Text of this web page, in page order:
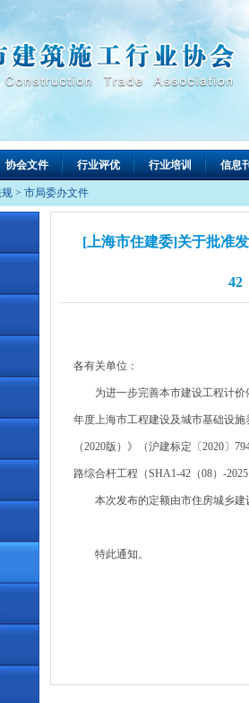
协会文件 行业评优 行业培训 信息
> 市局委办文件
[上海市住建委]关于批准
42
各有关单位：
为进一步完善本市建设工程计价
年度上海市工程建设及城市基础设
（2020版）》（沪建标定〔2020〕
路综合杆工程（SHA1-42（08）-
本次发布的定额由市住房城乡建
特此通知。